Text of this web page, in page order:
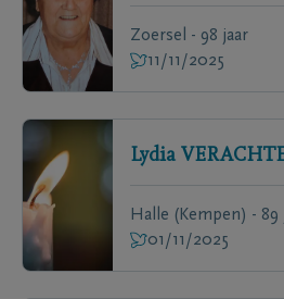
Zoersel - 98 jaar
11/11/2025
Lydia
Halle (Kempen) - 89
01/11/2025